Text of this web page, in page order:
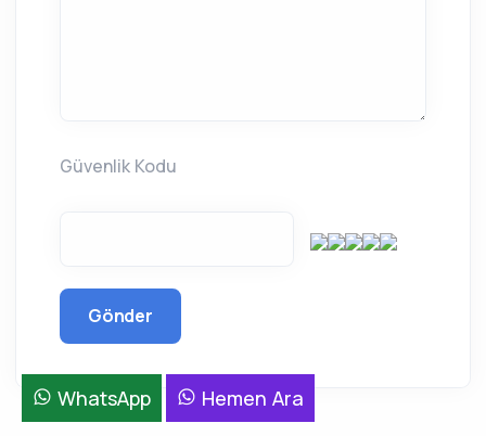
Güvenlik Kodu
Gönder
WhatsApp Hemen Ara